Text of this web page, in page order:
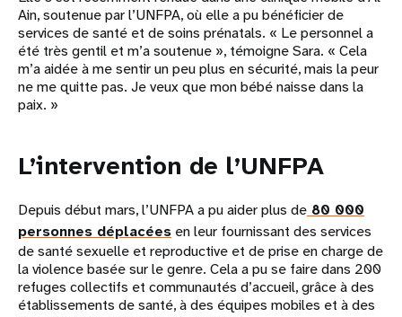
Ain, soutenue par l’UNFPA, où elle a pu bénéficier de
services de santé et de soins prénatals. « Le personnel a
été très gentil et m’a soutenue », témoigne Sara. « Cela
m’a aidée à me sentir un peu plus en sécurité, mais la peur
ne me quitte pas. Je veux que mon bébé naisse dans la
paix. »
L’intervention de l’UNFPA
Depuis début mars, l’UNFPA a pu aider plus de 80 000
personnes déplacées en leur fournissant des services
de santé sexuelle et reproductive et de prise en charge de
la violence basée sur le genre. Cela a pu se faire dans 200
refuges collectifs et communautés d’accueil, grâce à des
établissements de santé, à des équipes mobiles et à des